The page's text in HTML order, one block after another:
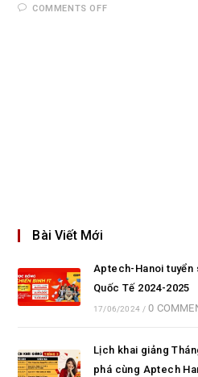
COMMENTS OFF
Bài Viết Mới
Aptech-Hanoi tuyển
Quốc Tế 2024-2025
17/06/2024 / 0
Lịch khai giảng
phá cùng Aptech